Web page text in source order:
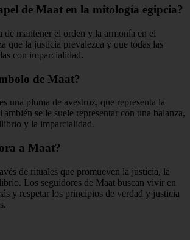
de Maat en la mitología egipcia?
de mantener el orden y la armonía en el
que la justicia prevalezca y que todas las
con imparcialidad.
de Maat?
una pluma de avestruz, que representa la
se le suele representar con una balanza,
y la imparcialidad.
a Maat?
de rituales que promueven la justicia, la
Los seguidores de Maat buscan vivir en
y respetar los principios de verdad y justicia